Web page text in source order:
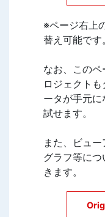
※ページ右上
替え可能です。
なお、この
ロジェクト
ータが手元
試せます。
また、ビュ
グラフ等に
きます。